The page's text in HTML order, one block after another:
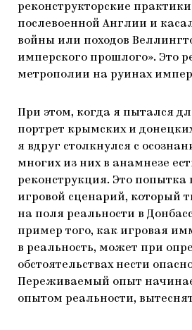
реконструкторские
послевоенной Англии и
войны или походов
имперского прошлого». Это
метрополии на руинах
При этом, когда я пытался
портрет крымских и
я вдруг столкнулся с
многих из них в анамнезе
реконструкция. Это попытка
игровой сценарий, который
на поля реальности в
пример того, как игровая
в реальность, может при
обстоятельствах нести
Переживаемый опыт
опытом реальности,